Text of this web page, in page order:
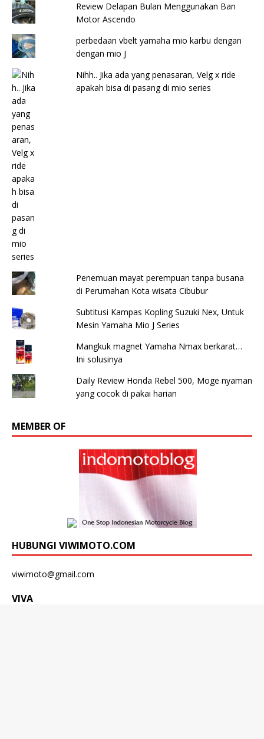
Review Delapan Bulan Menggunakan Ban
Motor Ascendo
perbedaan vbelt yamaha mio karbu dengan
dengan mio J
Nihh.. Jika ada yang penasaran, Velg x ride
apakah bisa di pasang di mio series
Penemuan mayat perempuan tanpa busana
di Perumahan Kota wisata Cibubur
Subtitusi Kampas Kopling Suzuki Nex, Untuk
Mesin Yamaha Mio J Series
Mangkuk magnet Yamaha Nmax berkarat…
Ini solusinya
Daily Review Honda Rebel 500, Moge nyaman
yang cocok di pakai harian
MEMBER OF
HUBUNGI VIWIMOTO.COM
viwimoto@gmail.com
VIVA